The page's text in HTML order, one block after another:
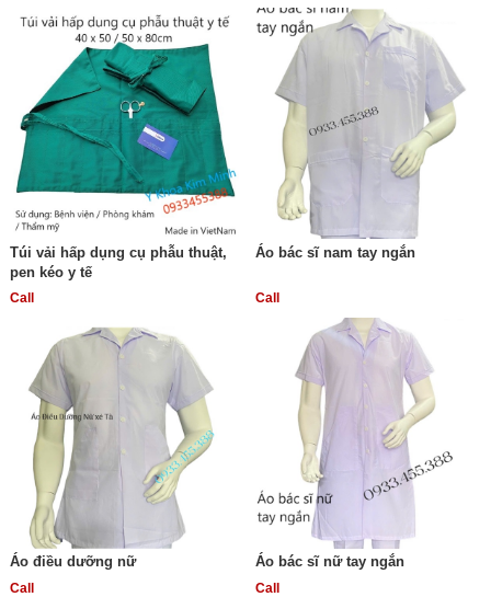
Túi vải hấp dụng cụ phẫu thuật,
pen kéo y tế
Call
Áo bác sĩ nam tay ngắn
Call
Áo điều dưỡng nữ
Call
Áo bác sĩ nữ tay ngắn
Call